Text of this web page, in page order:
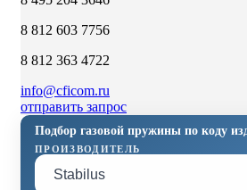
8 812 603 7756
8 812 363 4722
info@cficom.ru
отправить запрос
Подбор газовой пружины по коду
ПРОИЗВОДИТЕЛЬ